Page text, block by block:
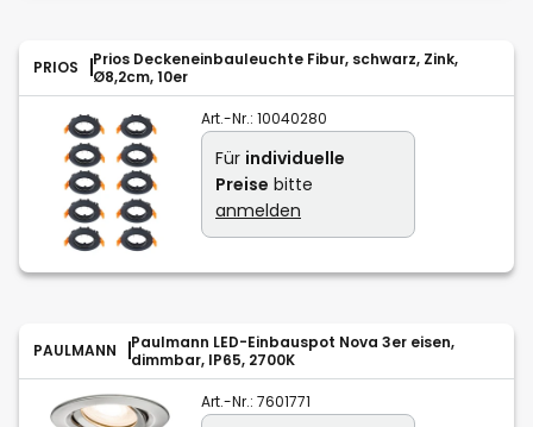
PRIOS
Prios Deckeneinbauleuchte Fibur, schwarz, Zink,
Ø8,2cm, 10er
Art.-Nr.: 10040280
Für individuelle
Preise bitte
anmelden
PAULMANN
Paulmann LED-Einbauspot Nova 3er eisen,
dimmbar, IP65, 2700K
Art.-Nr.: 7601771